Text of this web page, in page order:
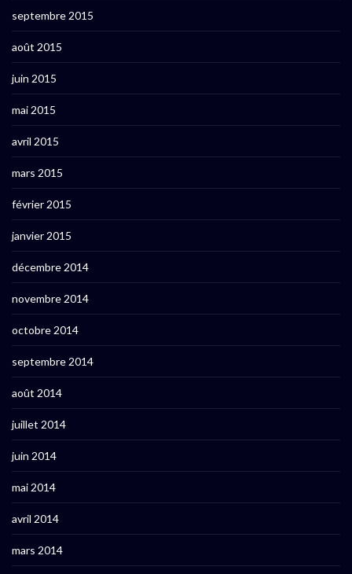
septembre 2015
août 2015
juin 2015
mai 2015
avril 2015
mars 2015
février 2015
janvier 2015
décembre 2014
novembre 2014
octobre 2014
septembre 2014
août 2014
juillet 2014
juin 2014
mai 2014
avril 2014
mars 2014